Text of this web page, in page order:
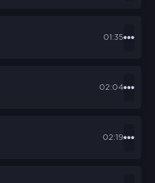
01:35
02:04
02:19